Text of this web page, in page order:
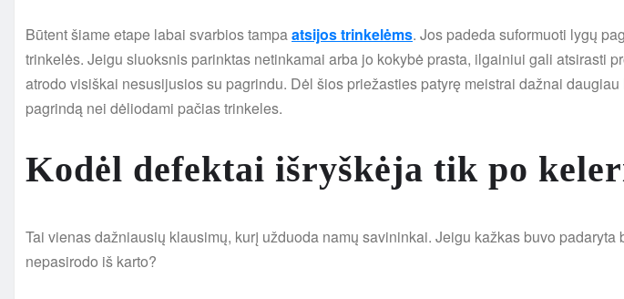
Būtent šiame etape labai svarbios tampaatsijos trinkelėms. Jos padeda suformuoti lygų
trinkelės. Jeigu sluoksnis parinktas netinkamai arba jo kokybė prasta, ilgainiui gali atsirasti
atrodo visiškai nesusijusios su pagrindu. Dėl šios priežasties patyrę meistrai dažnai
pagrindą nei dėliodami pačias trinkeles.
Kodėl defektai išryškėja tik po
Tai vienas dažniausių klausimų, kurį užduoda namų savininkai. Jeigu kažkas buvo padaryta
nepasirodo iš karto?